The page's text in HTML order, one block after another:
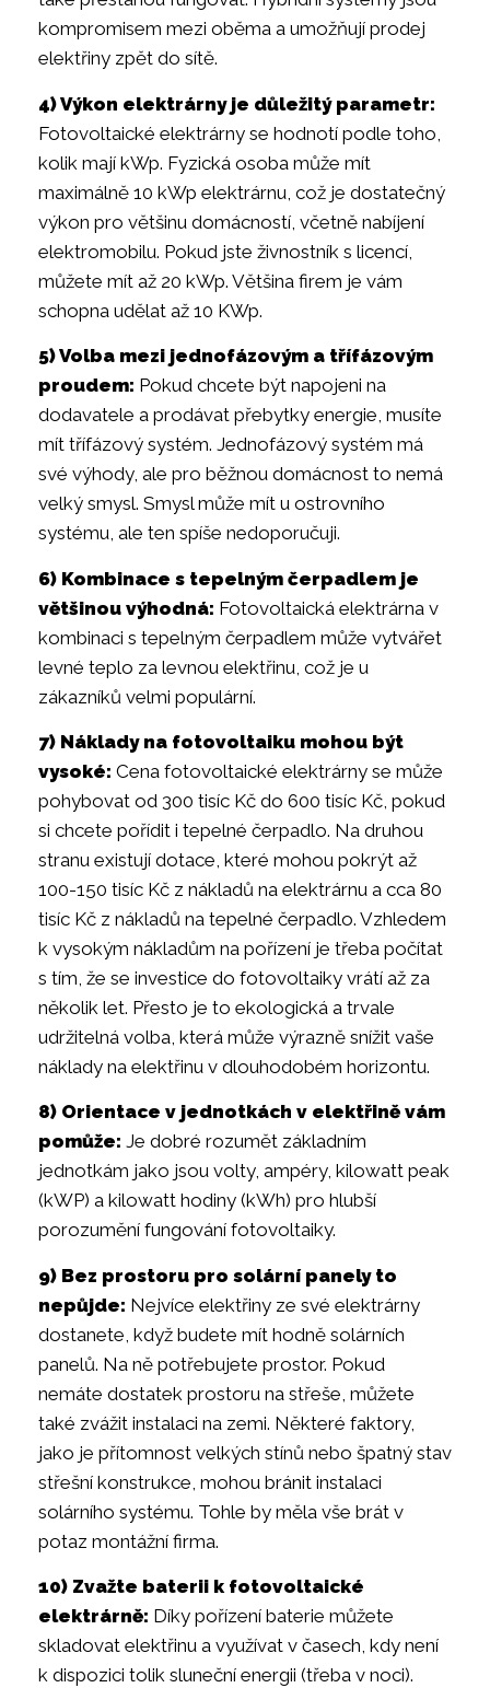
kompromisem mezi oběma a umožňují prodej
elektřiny zpět do sítě.
4) Výkon elektrárny je důležitý parametr:
Fotovoltaické elektrárny se hodnotí podle toho,
kolik mají kWp. Fyzická osoba může mít
maximálně 10 kWp elektrárnu, což je dostatečný
výkon pro většinu domácností, včetně nabíjení
elektromobilu. Pokud jste živnostník s licencí,
můžete mít až 20 kWp. Většina firem je vám
schopna udělat až 10 KWp.
5) Volba mezi jednofázovým a třífázovým
proudem: Pokud chcete být napojeni na
dodavatele a prodávat přebytky energie, musíte
mít třífázový systém. Jednofázový systém má
své výhody, ale pro běžnou domácnost to nemá
velký smysl. Smysl může mít u ostrovního
systému, ale ten spíše nedoporučuji.
6) Kombinace s tepelným čerpadlem je
většinou výhodná: Fotovoltaická elektrárna v
kombinaci s tepelným čerpadlem může vytvářet
levné teplo za levnou elektřinu, což je u
zákazníků velmi populární.
7) Náklady na fotovoltaiku mohou být
vysoké: Cena fotovoltaické elektrárny se může
pohybovat od 300 tisíc Kč do 600 tisíc Kč, pokud
si chcete pořídit i tepelné čerpadlo. Na druhou
stranu existují dotace, které mohou pokrýt až
100-150 tisíc Kč z nákladů na elektrárnu a cca 80
tisíc Kč z nákladů na tepelné čerpadlo. Vzhledem
k vysokým nákladům na pořízení je třeba počítat
s tím, že se investice do fotovoltaiky vrátí až za
několik let. Přesto je to ekologická a trvale
udržitelná volba, která může výrazně snížit vaše
náklady na elektřinu v dlouhodobém horizontu.
8) Orientace v jednotkách v elektřině vám
pomůže: Je dobré rozumět základním
jednotkám jako jsou volty, ampéry, kilowatt peak
(kWP) a kilowatt hodiny (kWh) pro hlubší
porozumění fungování fotovoltaiky.
9) Bez prostoru pro solární panely to
nepůjde: Nejvíce elektřiny ze své elektrárny
dostanete, když budete mít hodně solárních
panelů. Na ně potřebujete prostor. Pokud
nemáte dostatek prostoru na střeše, můžete
také zvážit instalaci na zemi. Některé faktory,
jako je přítomnost velkých stínů nebo špatný stav
střešní konstrukce, mohou bránit instalaci
solárního systému. Tohle by měla vše brát v
potaz montážní firma.
10) Zvažte baterii k fotovoltaické
elektrárně: Díky pořízení baterie můžete
skladovat elektřinu a využívat v časech, kdy není
k dispozici tolik sluneční energii (třeba v noci).